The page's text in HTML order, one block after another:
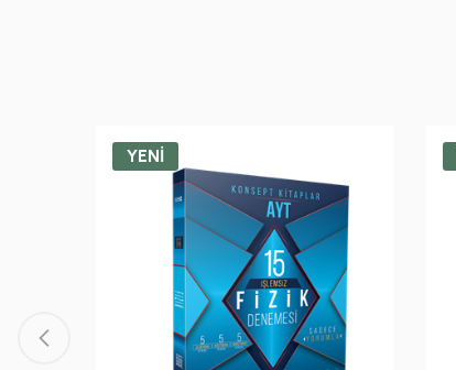
YENİ